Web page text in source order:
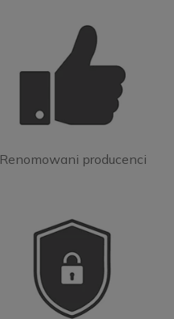
Renomowani producenci